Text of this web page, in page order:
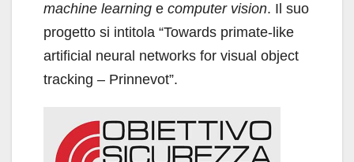
machine learning e computer vision. Il suo
progetto si intitola “Towards primate-like
artificial neural networks for visual object
tracking – Prinnevot”.